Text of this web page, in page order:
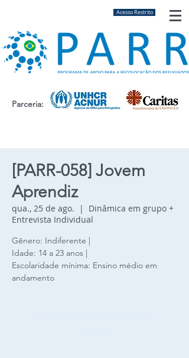
Acesso Restrito
Parceria:
[PARR-058] Jovem
Aprendiz
qua., 25 de ago.
  |
Dinâmica em grupo +
Entrevista Individual
Gênero: Indiferente |
Idade: 14 a 23 anos |
Escolaridade mínima: Ensino médio em
andamento